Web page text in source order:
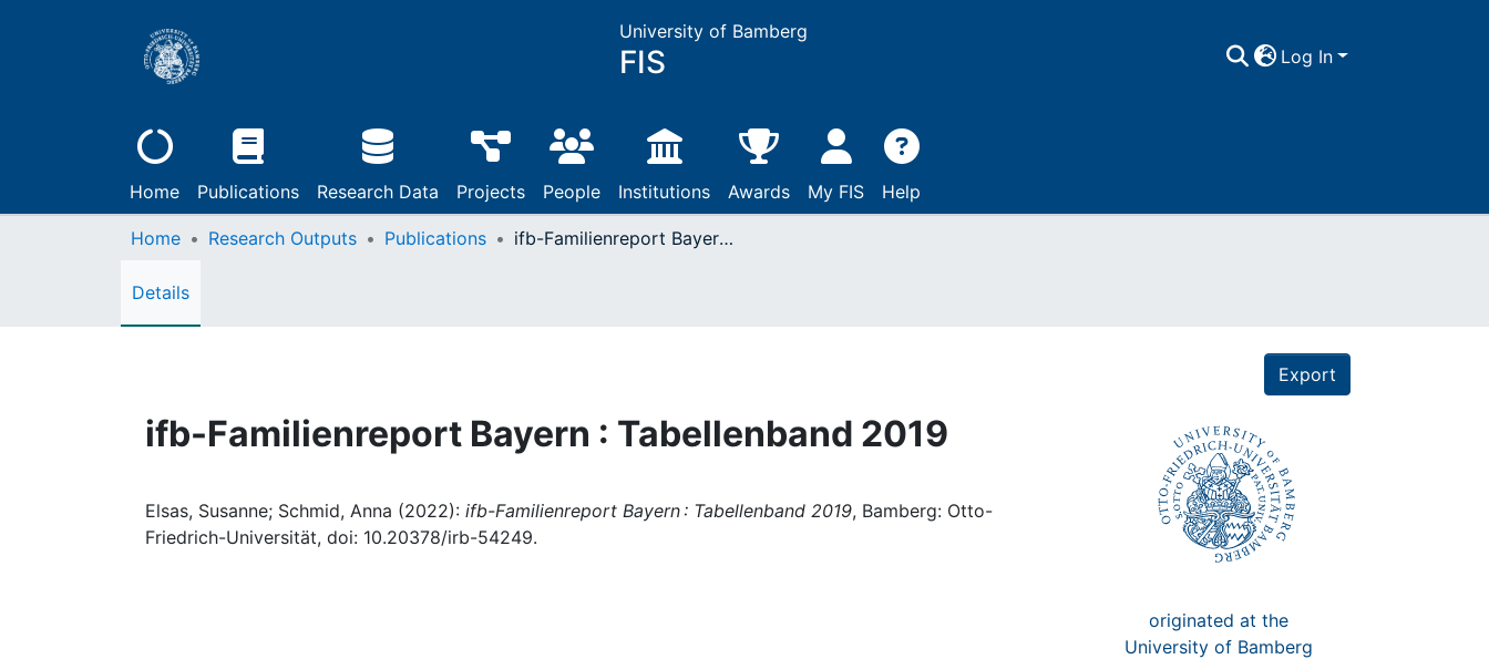
University of Bamberg
FIS Log In
Home Publications Research Data Projects People Institutions Awards My FIS Help
Home Research Outputs Publications ifb-Familienreport Bayern : Tabellenband 2019
Details
Export
ifb-Familienreport Bayern : Tabellenband 2019
Elsas, Susanne; Schmid, Anna (2022): ifb-Familienreport Bayern : Tabellenband 2019, Bamberg: Otto-
Friedrich-Universität, doi: 10.20378/irb-54249.
originated at the
University of Bamberg